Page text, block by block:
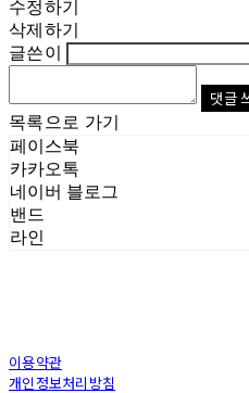
수정하기
삭제하기
글쓴이
댓글
목록으로 가기
페이스북
카카오톡
네이버 블로그
밴드
라인
이용약관
개인정보처리방침